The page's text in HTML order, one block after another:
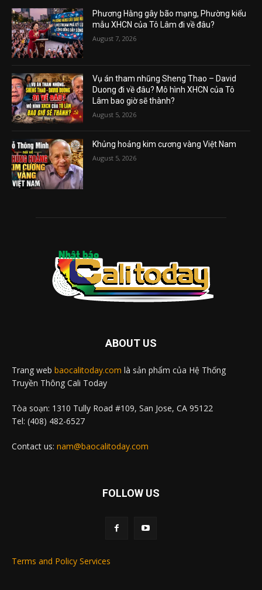
Phương Hằng gây bão mạng, Phường kiểu
mẫu XHCN của Tô Lâm đi về đâu?
August 7, 2026
Vụ án tham nhũng Sheng Thao – David
Duong đi về đâu? Mô hình XHCN của Tô
Lâm bao giờ sẽ thành?
August 5, 2026
Khủng hoảng kim cương vàng Việt Nam
August 5, 2026
ABOUT US
Trang web baocalitoday.com là sản phẩm của Hệ Thống
Truyền Thông Cali Today
Tòa soạn: 1310 Tully Road #109, San Jose, CA 95122
Tel: (408) 482-6527
Contact us: nam@baocalitoday.com
FOLLOW US
Terms and Policy Services